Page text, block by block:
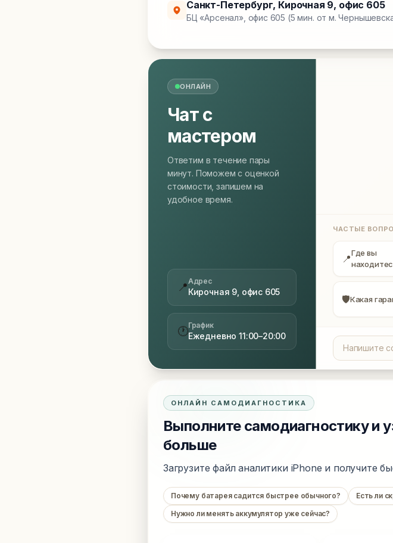
Санкт-Петербург, Кирочная 9, офис 605
БЦ «Арсенал», офис 605 (5 мин. от м.
ОНЛАЙН
Чат с
мастером
Ответим в течение пары
минут. Поможем с оценкой
стоимости, запишем на
удобное время.
📍Адрес
Кирочная 9, офис 605
🕐График
Ежедневно 11:00–20:00
ЧАСТЫЕ
📍Где вы
🛡Какая
ОНЛАЙН САМОДИАГНОСТИКА
Выполните самодиагностику и
больше
Загрузите файл аналитики iPhone и получите
Почему батарея садится быстрее обычного?
Есть ли
Нужно ли менять аккумулятор уже сейчас?